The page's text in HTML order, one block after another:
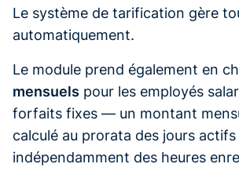
Le système de tarification gère
automatiquement.
Le module prend également en
mensuels pour les employés
forfaits fixes — un montant
calculé au prorata des jours actifs
indépendamment des heures